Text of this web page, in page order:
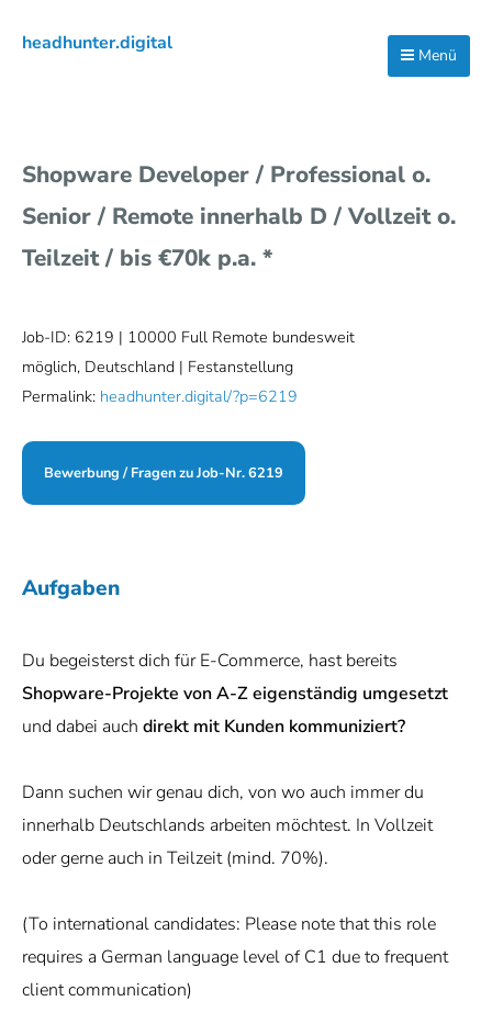
Hauptnavigation
Inhalt
Seitenspalte
headhunter.digital
Menü
Shopware Developer / Professional o.
Senior / Remote innerhalb D / Vollzeit o.
Teilzeit / bis €70k p.a. *
Job-ID: 6219 | 10000 Full Remote bundesweit
möglich, Deutschland | Festanstellung
Permalink: headhunter.digital/?p=6219
Bewerbung / Fragen zu Job-Nr. 6219
Aufgaben
Du begeisterst dich für E-Commerce, hast bereits
Shopware-Projekte von A-Z eigenständig umgesetzt
und dabei auch direkt mit Kunden kommuniziert?
Dann suchen wir genau dich, von wo auch immer du
innerhalb Deutschlands arbeiten möchtest. In Vollzeit
oder gerne auch in Teilzeit (mind. 70%).
(To international candidates: Please note that this role
requires a German language level of C1 due to frequent
client communication)